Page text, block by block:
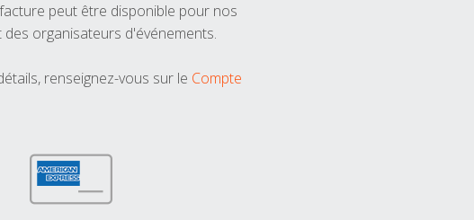
peut être disponible pour nos
organisateurs d'événements.
renseignez-vous sur le Compte